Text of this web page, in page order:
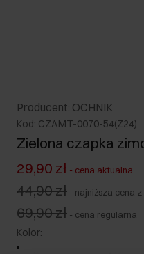
Producent: OCHNIK
Kod: CZAMT-0070-54(Z24)
Zielona czapka
29,90 zł - cena aktualna
44,90 zł - najniższa cena
69,90 zł - cena regularna
Kolor: